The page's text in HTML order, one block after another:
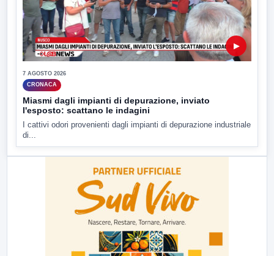
▶
7 AGOSTO 2026
CRONACA
Miasmi dagli impianti di depurazione, inviato
l'esposto: scattano le indagini
I cattivi odori provenienti dagli impianti di depurazione industriale
di...